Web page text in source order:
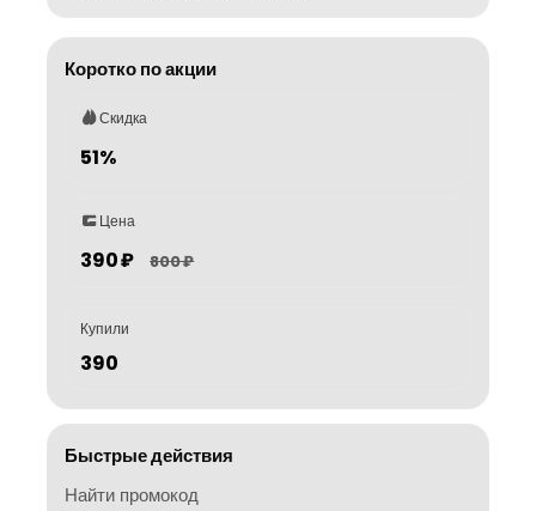
Коротко по акции
Скидка
51%
Цена
390 ₽ 800 ₽
Купили
390
Быстрые действия
Найти промокод